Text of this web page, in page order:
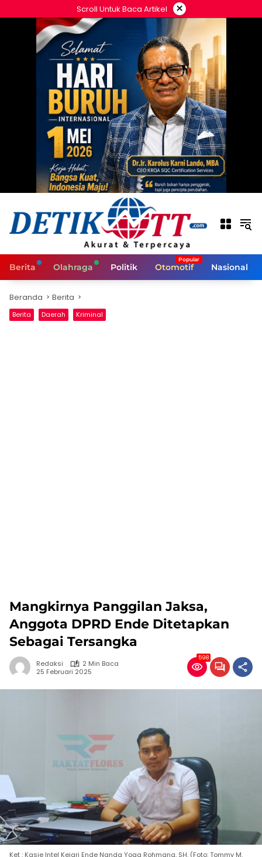
ke
Scroll Untuk Baca Artikel ×
Berita Olahraga Politik Otomotif Nasional
Beranda Berita
Berita Daerah Kriminal
Mangkirnya Panggilan Jaksa,
Anggota DPRD Ende Ditetapkan
Sebagai Tersangka
Redaksi
2 Min Baca
25 Februari 2025
598
Ket : Kasie Intel Kejari Ende Nanda Yoga Rohmana, SH. (Foto: Tommy M.